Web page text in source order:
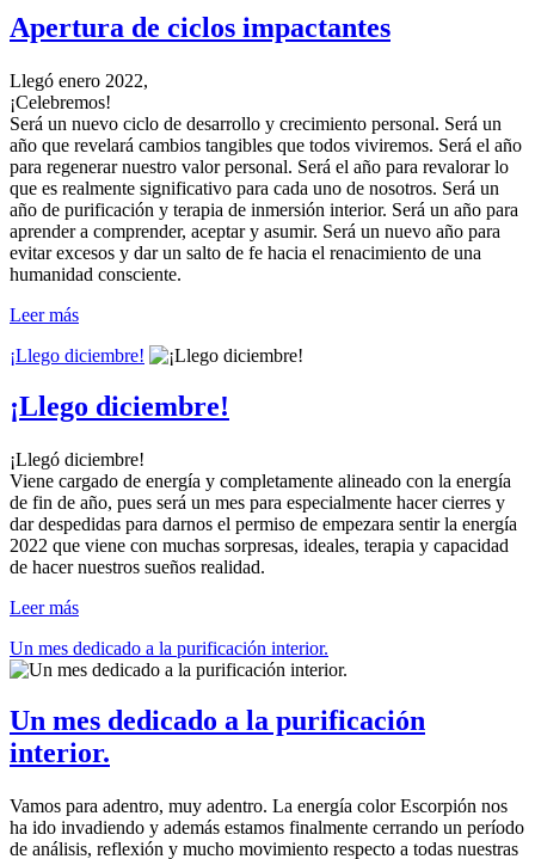
Apertura de ciclos impactantes
Llegó enero 2022,
¡Celebremos!
Será un nuevo ciclo de desarrollo y crecimiento personal. Será un
año que revelará cambios tangibles que todos viviremos. Será el año
para regenerar nuestro valor personal. Será el año para revalorar lo
que es realmente significativo para cada uno de nosotros. Será un
año de purificación y terapia de inmersión interior. Será un año para
aprender a comprender, aceptar y asumir. Será un nuevo año para
evitar excesos y dar un salto de fe hacia el renacimiento de una
humanidad consciente.
Leer más
¡Llego diciembre!
¡Llego diciembre!
¡Llegó diciembre!
Viene cargado de energía y completamente alineado con la energía
de fin de año, pues será un mes para especialmente hacer cierres y
dar despedidas para darnos el permiso de empezara sentir la energía
2022 que viene con muchas sorpresas, ideales, terapia y capacidad
de hacer nuestros sueños realidad.
Leer más
Un mes dedicado a la purificación interior.
Un mes dedicado a la purificación
interior.
Vamos para adentro, muy adentro. La energía color Escorpión nos
ha ido invadiendo y además estamos finalmente cerrando un período
de análisis, reflexión y mucho movimiento respecto a todas nuestras